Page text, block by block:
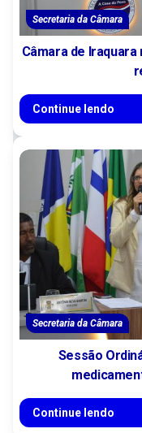
Secretaria da Câmara
Câmara de
Continue lendo
Secretaria da Câmara
Sessão
Continue lendo